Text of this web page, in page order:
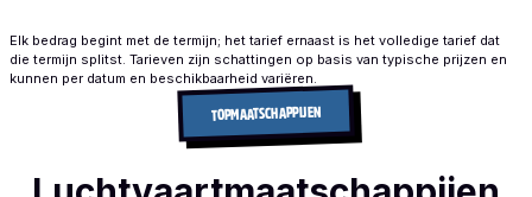
Elk bedrag begint met de termijn; het tarief ernaast is het volledige tarief dat
die termijn splitst. Tarieven zijn schattingen op basis van typische prijzen en
kunnen per datum en beschikbaarheid variëren.
TOPMAATSCHAPPIJEN